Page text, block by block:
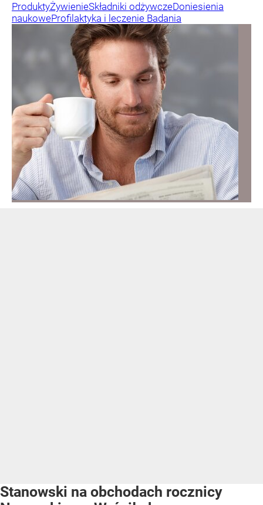
ProduktyŻywienieSkładniki odżywczeDoniesienia
naukoweProfilaktyka i leczenie Badania
Stanowski na obchodach rocznicy